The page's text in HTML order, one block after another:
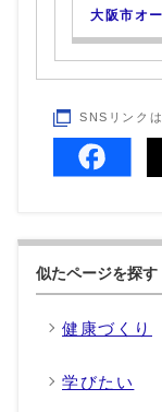
大阪市オ
SNSリンク
似たページを探す
健康づくり
学びたい